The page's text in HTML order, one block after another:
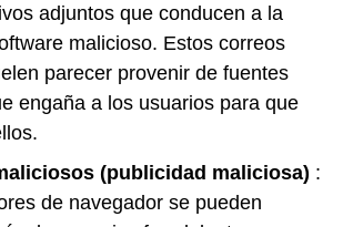
adjuntos que conducen a la
malicioso. Estos correos
parecer provenir de fuentes
engaña a los usuarios para que
(publicidad maliciosa) :
de navegador se pueden